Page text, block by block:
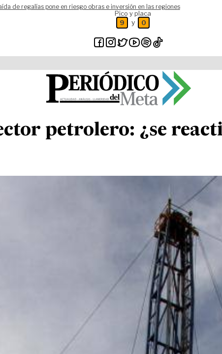
de regalías pone en riesgo obras e inversión en las regiones
Pico y placa
9 y 0
petrolero: ¿se